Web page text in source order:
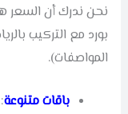
نحن ندرك أن
بورد مع التركيب
المواصفات).
باقات متنوعة